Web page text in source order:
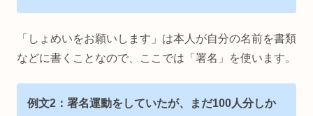
「しょめいをお願いします」は本人が自分の名前を書類
などに書くことなので、ここでは「署名」を使います。
例文2：署名運動をしていたが、まだ100人分しか